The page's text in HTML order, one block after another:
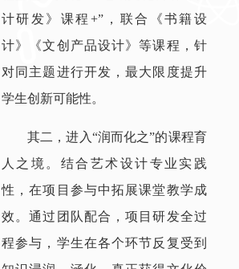
计研发》课程+”，联合《书籍设
计》《文创产品设计》等课程，针
对同主题进行开发，最大限度提升
学生创新可能性。
其二，进入“润而化之”的课程育
人之境。结合艺术设计专业实践
性，在项目参与中拓展课堂教学成
效。通过团队配合，项目研发全过
程参与，学生在各个环节反复受到